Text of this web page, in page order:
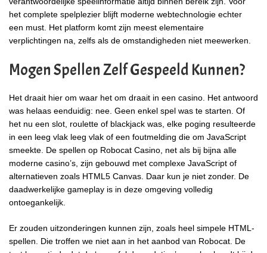
het complete spelplezier blijft moderne webtechnologie echter
een must. Het platform komt zijn meest elementaire
verplichtingen na, zelfs als de omstandigheden niet meewerken.
Mogen Spellen Zelf Gespeeld Kunnen?
Het draait hier om waar het om draait in een casino. Het antwoord
was helaas eenduidig: nee. Geen enkel spel was te starten. Of
het nu een slot, roulette of blackjack was, elke poging resulteerde
in een leeg vlak leeg vlak of een foutmelding die om JavaScript
smeekte. De spellen op Robocat Casino, net als bij bijna alle
moderne casino’s, zijn gebouwd met complexe JavaScript of
alternatieven zoals HTML5 Canvas. Daar kun je niet zonder. De
daadwerkelijke gameplay is in deze omgeving volledig
ontoegankelijk.
Er zouden uitzonderingen kunnen zijn, zoals heel simpele HTML-
spellen. Die troffen we niet aan in het aanbod van Robocat. De